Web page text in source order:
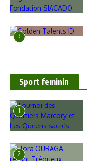
3
Sport feminin
1
2